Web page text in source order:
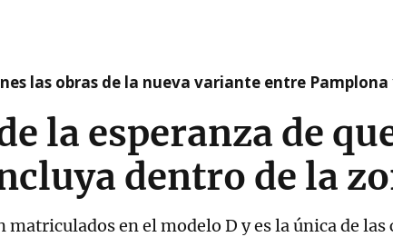
las obras de la nueva variante entre Pamplona
la esperanza de
dentro de la
en el modelo D y es la única de las